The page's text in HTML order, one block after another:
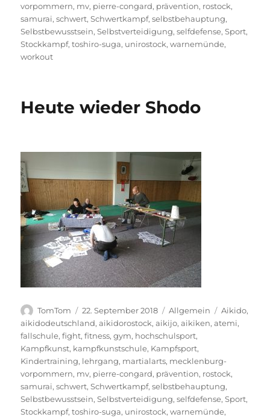
vorpommern, mv, pierre-congard, prävention, rostock,
samurai,schwert,Schwertkampf,selbstbehauptung,
Selbstbewusstsein,Selbstverteidigung,selfdefense,Sport,
Stockkampf,toshiro-suga, unirostock,warnemünde,
workout
Heute wieder Shodo
Autor
TomTom
Veröffentlicht
am
22. September 2018 Kategorien
Allgemein Aikido,
aikidodeutschland,aikidorostock,aikijo,aikiken,atemi,
fallschule,fight,fitness,gym, hochschulsport,
Kampfkunst, kampfkunstschule, Kampfsport,
Kindertraining, lehrgang, martialarts, mecklenburg-
vorpommern, mv, pierre-congard, prävention, rostock,
samurai,schwert,Schwertkampf,selbstbehauptung,
Selbstbewusstsein,Selbstverteidigung,selfdefense,Sport,
Stockkampf,toshiro-suga, unirostock,warnemünde,